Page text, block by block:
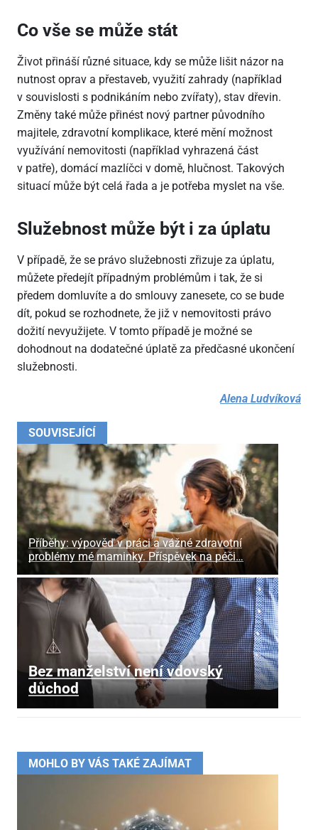
SOUVISEJÍCÍ
Příběhy: výpověď v práci a vážné zdravotní
problémy mé maminky. Příspěvek na péči…
Bez manželství není vdovský
důchod
Co vše se může stát
Život přináší různé situace, kdy se může lišit názor na
nutnost oprav a přestaveb, využití zahrady (například
v souvislosti s podnikáním nebo zvířaty), stav dřevin.
Změny také může přinést nový partner původního
majitele, zdravotní komplikace, které mění možnost
využívání nemovitosti (například vyhrazená část
v patře), domácí mazlíčci v domě, hlučnost. Takových
situací může být celá řada a je potřeba myslet na vše.
Služebnost může být i za úplatu
V případě, že se právo služebnosti zřizuje za úplatu,
můžete předejít případným problémům i tak, že si
předem domluvíte a do smlouvy zanesete, co se bude
dít, pokud se rozhodnete, že již v nemovitosti právo
dožití nevyužijete. V tomto případě je možné se
dohodnout na dodatečné úplatě za předčasné ukončení
služebnosti.
Alena Ludvíková
MOHLO BY VÁS TAKÉ ZAJÍMAT